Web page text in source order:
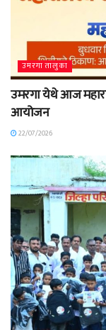
उमरगा तालुका
उमरगा येथे आज
आयोजन
22/07/2026